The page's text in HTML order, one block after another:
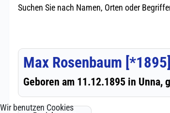
Wir benutzen Cookies